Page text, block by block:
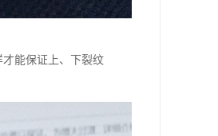
能保证上、下裂纹